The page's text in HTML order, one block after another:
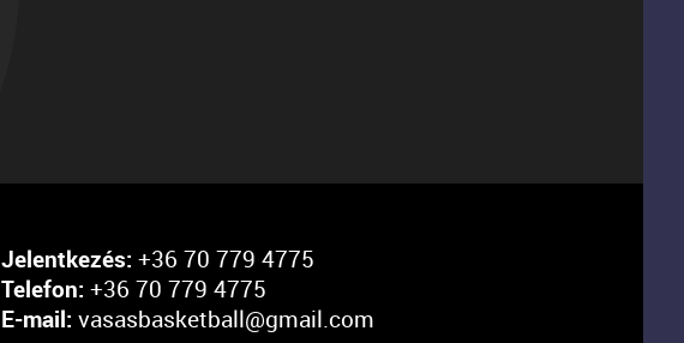
Jelentkezés: +36 70 779 4775
Telefon: +36 70 779 4775
E-mail: vasasbasketball@gmail.com